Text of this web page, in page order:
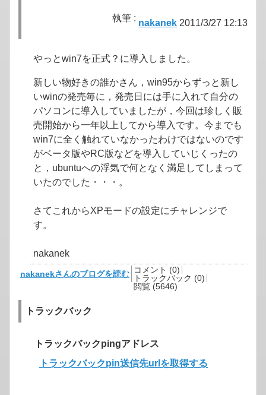
執筆 : nakanek 2011/3/27 12:13
やっとwin7を正式？に導入しました。
新しい物好きの誰かさん，win95からずっと新し
いwinの発売毎に，発売日には手に入れて自分の
パソコンに導入していましたが，今回は珍しく販
売開始から一年以上してから導入です。今までも
win7に全く触れていなかったわけではないのです
がベータ版やRC版などを導入していじくったの
と，ubuntuへの浮気で何となく満足してしまって
いたのでした・・・。
さてこれからXPモードの設定にチャレンジで
す。
nakanek
nakanekさんのブログを読む コメント (0)
トラックバック (0)
閲覧 (5646)
トラックバック
トラックバックpingアドレス
トラックバックpin送信先urlを取得する